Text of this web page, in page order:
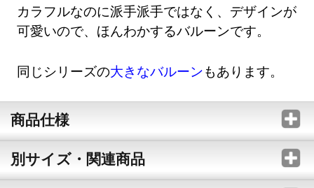
カラフルなのに派手派手ではなく、デザインが
可愛いので、ほんわかするバルーンです。
同じシリーズの大きなバルーンもあります。
商品仕様
別サイズ・関連商品